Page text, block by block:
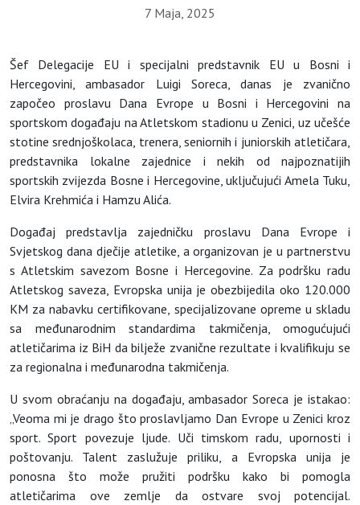
7 Maja, 2025
Šef Delegacije EU i specijalni predstavnik EU u Bosni i
Hercegovini, ambasador Luigi Soreca, danas je zvanično
započeo proslavu Dana Evrope u Bosni i Hercegovini na
sportskom događaju na Atletskom stadionu u Zenici, uz učešće
stotine srednjoškolaca, trenera, seniornih i juniorskih atletičara,
predstavnika lokalne zajednice i nekih od najpoznatijih
sportskih zvijezda Bosne i Hercegovine, uključujući Amela Tuku,
Elvira Krehmića i Hamzu Alića.
Događaj predstavlja zajedničku proslavu Dana Evrope i
Svjetskog dana dječije atletike, a organizovan je u partnerstvu
s Atletskim savezom Bosne i Hercegovine. Za podršku radu
Atletskog saveza, Evropska unija je obezbijedila oko 120.000
KM za nabavku certifikovane, specijalizovane opreme u skladu
sa međunarodnim standardima takmičenja, omogućujući
atletičarima iz BiH da bilježe zvanične rezultate i kvalifikuju se
za regionalna i međunarodna takmičenja.
U svom obraćanju na događaju, ambasador Soreca je istakao:
„Veoma mi je drago što proslavljamo Dan Evrope u Zenici kroz
sport. Sport povezuje ljude. Uči timskom radu, upornosti i
poštovanju. Talent zaslužuje priliku, a Evropska unija je
ponosna što može pružiti podršku kako bi pomogla
atletičarima ove zemlje da ostvare svoj potencijal.